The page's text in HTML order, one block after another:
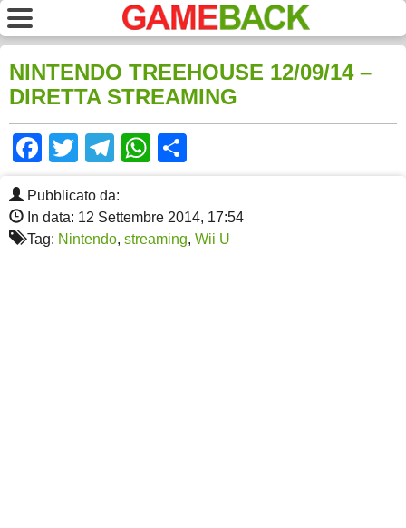
NINTENDO TREEHOUSE 12/09/14 –
DIRETTA STREAMING
Facebook
TwitterTelegram
WhatsApp
Pubblicato da:
In data: 12 Settembre 2014, 17:54
Tag: Nintendo, streaming, Wii U